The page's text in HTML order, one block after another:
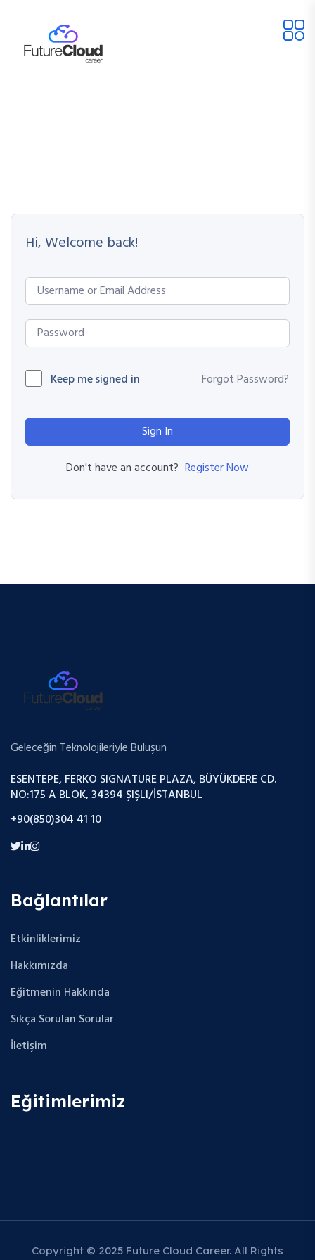
Hi, Welcome back!
Keep me signed in Forgot Password?
Sign In
Don't have an account? Register Now
Geleceğin Teknolojileriyle Buluşun
ESENTEPE, FERKO SIGNATURE PLAZA, BÜYÜKDERE CD.
NO:175 A BLOK, 34394 ŞIŞLI/İSTANBUL
+90(850)304 41 10
Bağlantılar
Etkinliklerimiz
Hakkımızda
Eğitmenin Hakkında
Sıkça Sorulan Sorular
İletişim
Eğitimlerimiz
Copyright © 2025 Future Cloud Career. All Rights